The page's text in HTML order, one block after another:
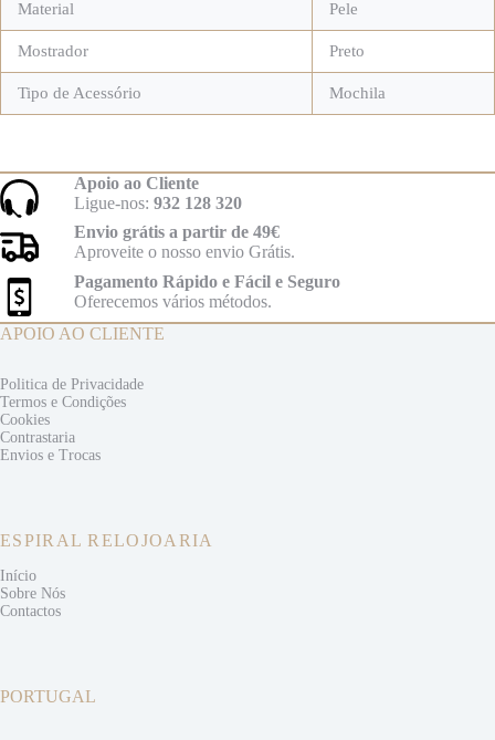
Material Pele
Mostrador Preto
Tipo de Acessório Mochila
Apoio ao Cliente
Ligue-nos: 932 128 320
Envio grátis a partir de 49€
Aproveite o nosso envio Grátis.
Pagamento Rápido e Fácil e Seguro
Oferecemos vários métodos.
APOIO AO CLIENTE
Politica de Privacidade
Termos e Condições
Cookies
Contrastaria
Envios e Trocas
ESPIRAL RELOJOARIA
Início
Sobre Nós
Contactos
PORTUGAL